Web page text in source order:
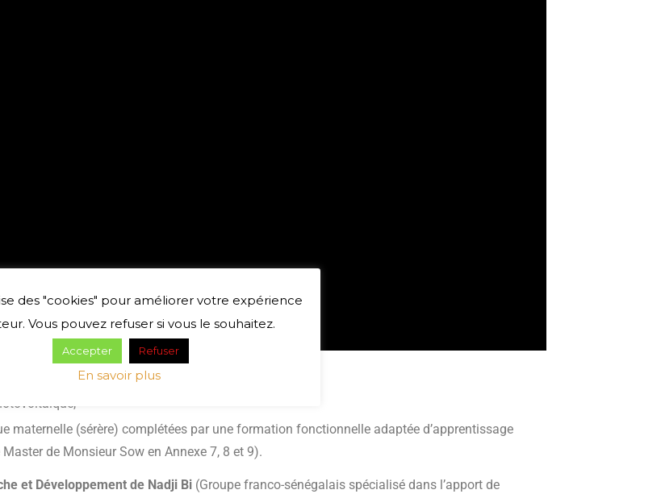
à :
maternelle (sérère) complétées par une formation fonctionnelle adaptée d’apprentissage
de Monsieur Sow en Annexe 7, 8 et 9).
et Développement de Nadji Bi (Groupe franco-sénégalais spécialisé dans l’apport de
des "cookies" pour améliorer votre expérience
Vous pouvez refuser si vous le souhaitez.
Accepter Refuser
En savoir plus